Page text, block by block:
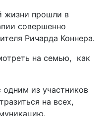
жизни прошли в
совершенно
Ричарда Коннера.
на семью, как
из участников
на всех,